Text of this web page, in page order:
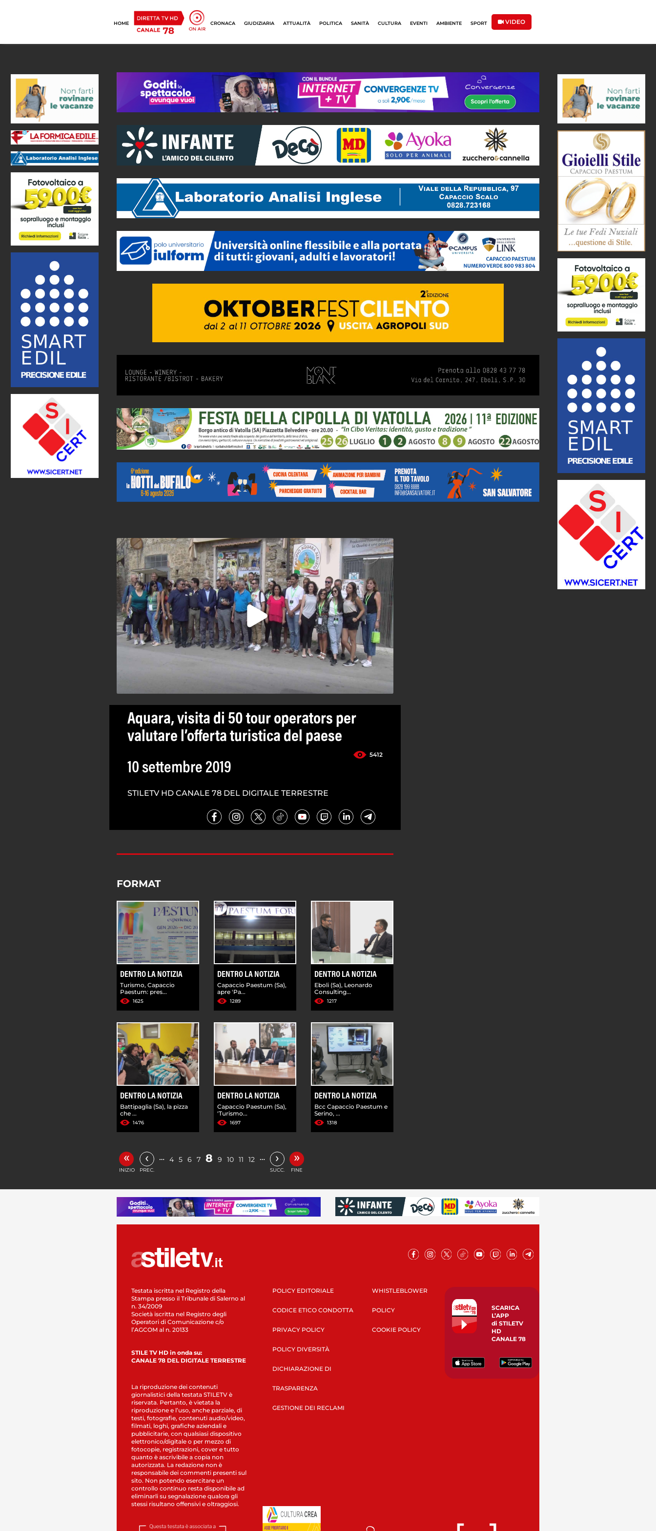
HOME CRONACA GIUDIZIARIA ATTUALITÀ POLITICA SANITÀ CULTURA EVENTI AMBIENTE SPORT VIDEO
Aquara, visita di 50 tour operators per
valutare l’offerta turistica del paese
5412
10 settembre 2019
STILETV HD CANALE 78 DEL DIGITALE TERRESTRE
FORMAT
DENTRO LA NOTIZIA
Turismo, Capaccio
Paestum: pres...
1625
DENTRO LA NOTIZIA
Capaccio Paestum (Sa),
apre 'Pa...
1289
DENTRO LA NOTIZIA
Eboli (Sa), Leonardo
Consulting...
1217
DENTRO LA NOTIZIA
Battipaglia (Sa), la pizza
che ...
1476
DENTRO LA NOTIZIA
Capaccio Paestum (Sa),
'Turismo...
1697
DENTRO LA NOTIZIA
Bcc Capaccio Paestum e
Serino, ...
1318
«
INIZIO
‹
PREC.
… 4 5 6 7 8 9 10 11 12 … ›
SUCC.
»
FINE
Testata iscritta nel Registro della
Stampa presso il Tribunale di Salerno al
n. 34/2009
Società iscritta nel Registro degli
Operatori di Comunicazione c/o
l’AGCOM al n. 20133
STILE TV HD in onda su:
CANALE 78 DEL DIGITALE TERRESTRE
La riproduzione dei contenuti
giornalistici della testata STILETV è
riservata. Pertanto, è vietata la
riproduzione e l’uso, anche parziale, di
testi, fotografie, contenuti audio/video,
filmati, loghi, grafiche aziendali e
pubblicitarie, con qualsiasi dispositivo
elettronico/digitale o per mezzo di
fotocopie, registrazioni, cover e tutto
quanto è ascrivibile a copia non
autorizzata. La redazione non è
responsabile dei commenti presenti sul
sito. Non potendo esercitare un
controllo continuo resta disponibile ad
eliminarli su segnalazione qualora gli
stessi risultano offensivi e oltraggiosi.
POLICY EDITORIALE
CODICE ETICO CONDOTTA
PRIVACY POLICY
POLICY DIVERSITÀ
DICHIARAZIONE DI
TRASPARENZA
GESTIONE DEI RECLAMI
WHISTLEBLOWER
POLICY
COOKIE POLICY
SCARICA
L’APP
di STILETV
HD
CANALE 78